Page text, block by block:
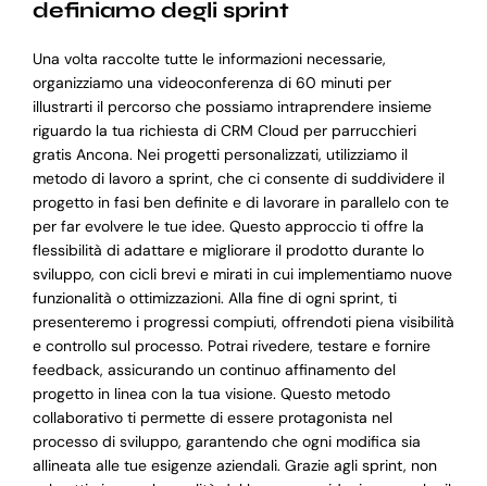
definiamo degli sprint
Una volta raccolte tutte le informazioni necessarie,
organizziamo una videoconferenza di 60 minuti per
illustrarti il percorso che possiamo intraprendere insieme
riguardo la tua richiesta di CRM Cloud per parrucchieri
gratis Ancona. Nei progetti personalizzati, utilizziamo il
metodo di lavoro a sprint, che ci consente di suddividere il
progetto in fasi ben definite e di lavorare in parallelo con te
per far evolvere le tue idee. Questo approccio ti offre la
flessibilità di adattare e migliorare il prodotto durante lo
sviluppo, con cicli brevi e mirati in cui implementiamo nuove
funzionalità o ottimizzazioni. Alla fine di ogni sprint, ti
presenteremo i progressi compiuti, offrendoti piena visibilità
e controllo sul processo. Potrai rivedere, testare e fornire
feedback, assicurando un continuo affinamento del
progetto in linea con la tua visione. Questo metodo
collaborativo ti permette di essere protagonista nel
processo di sviluppo, garantendo che ogni modifica sia
allineata alle tue esigenze aziendali. Grazie agli sprint, non